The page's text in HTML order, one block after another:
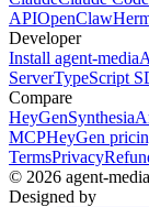
APIOpenClaw
Developer
Install agent-media
ServerTypeScript
Compare
HeyGenSynthesia
MCPHeyGen
TermsPrivacy
© 2026 agent-
Designed by